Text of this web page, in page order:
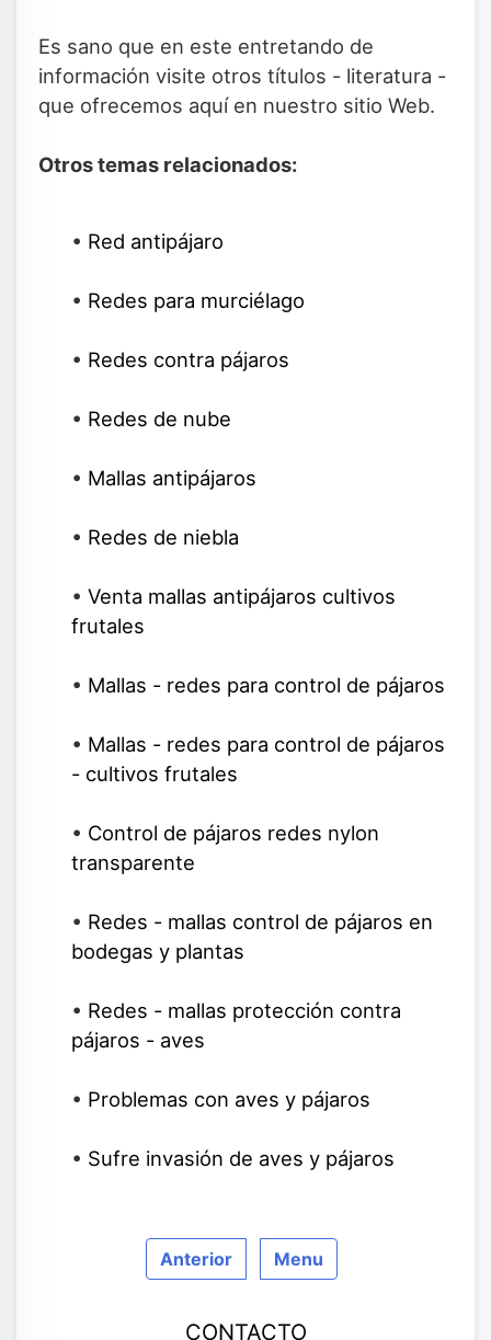
Es sano que en este entretando de
información visite otros títulos - literatura -
que ofrecemos aquí en nuestro sitio Web.
Otros temas relacionados:
• Red antipájaro
• Redes para murciélago
• Redes contra pájaros
• Redes de nube
• Mallas antipájaros
• Redes de niebla
• Venta mallas antipájaros cultivos
frutales
• Mallas - redes para control de pájaros
• Mallas - redes para control de pájaros
- cultivos frutales
• Control de pájaros redes nylon
transparente
• Redes - mallas control de pájaros en
bodegas y plantas
• Redes - mallas protección contra
pájaros - aves
• Problemas con aves y pájaros
• Sufre invasión de aves y pájaros
Anterior Menu
CONTACTO